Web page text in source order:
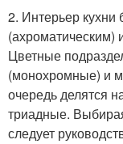
2. Интерьер
(ахроматическим)
Цветные
(монохромные) и
очередь делятся
триадные.
следует